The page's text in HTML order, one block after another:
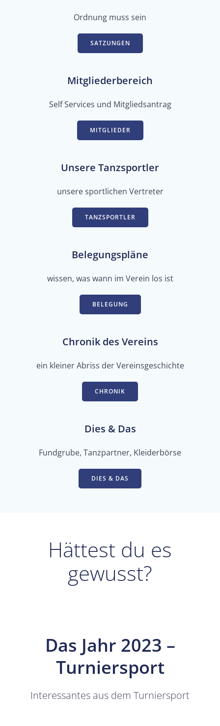
Ordnung muss sein
SATZUNGEN
Mitgliederbereich
Self Services und Mitgliedsantrag
MITGLIEDER
Unsere Tanzsportler
unsere sportlichen Vertreter
TANZSPORTLER
Belegungspläne
wissen, was wann im Verein los ist
BELEGUNG
Chronik des Vereins
ein kleiner Abriss der Vereinsgeschichte
CHRONIK
Dies & Das
Fundgrube, Tanzpartner, Kleiderbörse
DIES & DAS
Hättest du es
gewusst?
Das Jahr 2023 –
Turniersport
Interessantes aus dem Turniersport